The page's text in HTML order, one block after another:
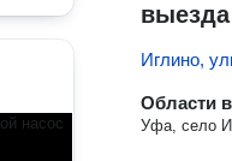
выезда
Иглино,
Области
Уфа, село